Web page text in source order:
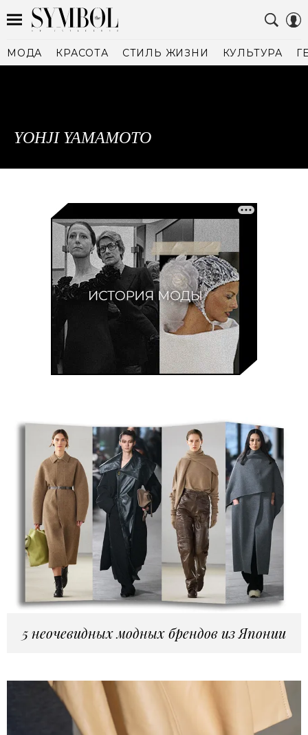
МОДА КРАСОТА СТИЛЬ ЖИЗНИ КУЛЬТУРА
YOHJI YAMAMOTO
5 неочевидных модных брендов из Японии